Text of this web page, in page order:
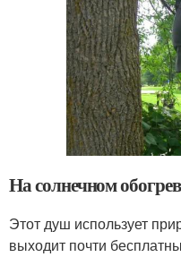
На солнечном
Этот душ использует
выходит почти